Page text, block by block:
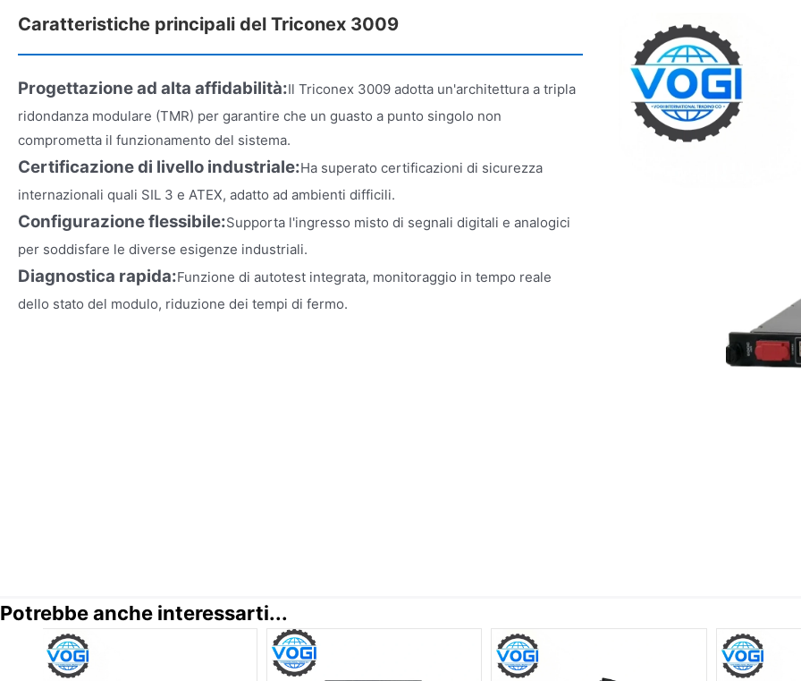
Caratteristiche principali del Triconex 3009
Progettazione ad alta affidabilità:Il Triconex 3009 adotta un'architettura a tripla
ridondanza modulare (TMR) per garantire che un guasto a punto singolo non
comprometta il funzionamento del sistema.
Certificazione di livello industriale:Ha superato certificazioni di sicurezza
internazionali quali SIL 3 e ATEX, adatto ad ambienti difficili.
Configurazione flessibile:Supporta l'ingresso misto di segnali digitali e analogici
per soddisfare le diverse esigenze industriali.
Diagnostica rapida:Funzione di autotest integrata, monitoraggio in tempo reale
dello stato del modulo, riduzione dei tempi di fermo.
Potrebbe anche interessarti...